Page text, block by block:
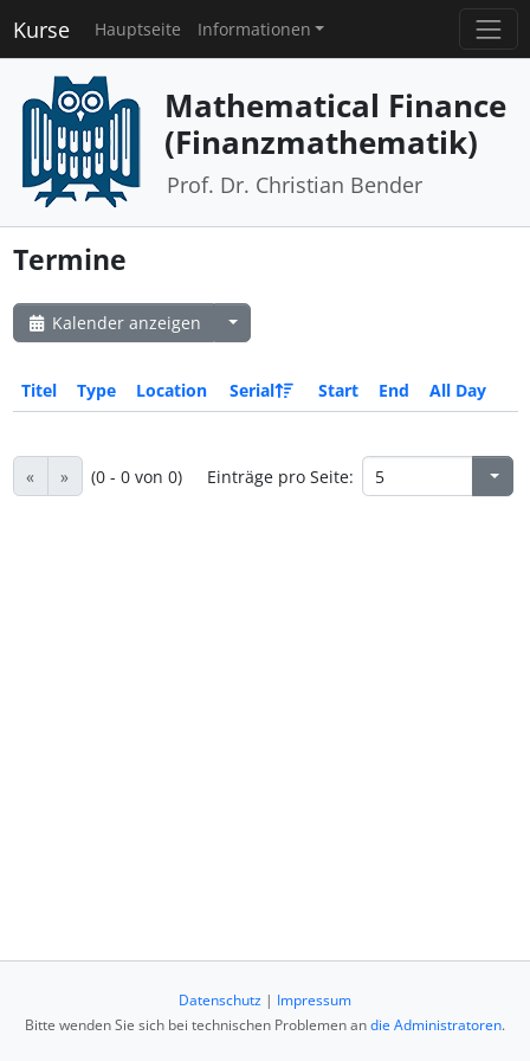
Kurse Hauptseite Informationen
Mathematical Finance
(Finanzmathematik)
Prof. Dr. Christian Bender
Termine
Kalender anzeigen
Titel Type Location Serial Start End All Day
« » (0 - 0 von 0) Einträge pro Seite:
Datenschutz | Impressum
Bitte wenden Sie sich bei technischen Problemen andie Administratoren.